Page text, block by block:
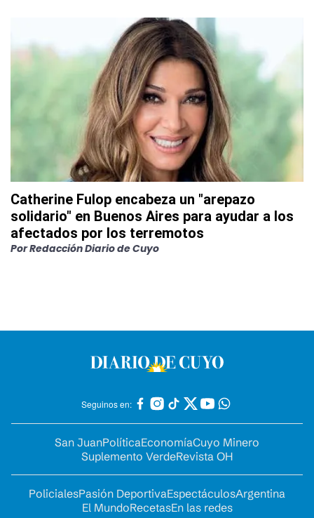
Catherine Fulop encabeza un "arepazo
solidario" en Buenos Aires para ayudar a los
afectados por los terremotos
PorRedacción Diario de Cuyo
Seguinos en:
San JuanPolíticaEconomíaCuyo Minero
Suplemento VerdeRevista OH
PolicialesPasión DeportivaEspectáculosArgentina
El MundoRecetasEn las redes